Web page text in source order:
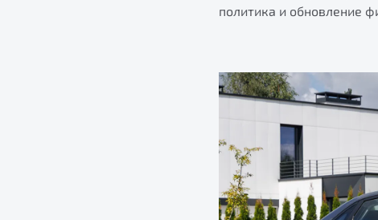
политика и обновление